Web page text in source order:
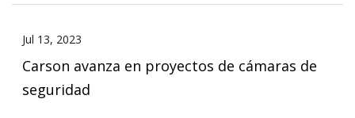
Jul 13, 2023
Carson avanza en proyectos de cámaras de
seguridad